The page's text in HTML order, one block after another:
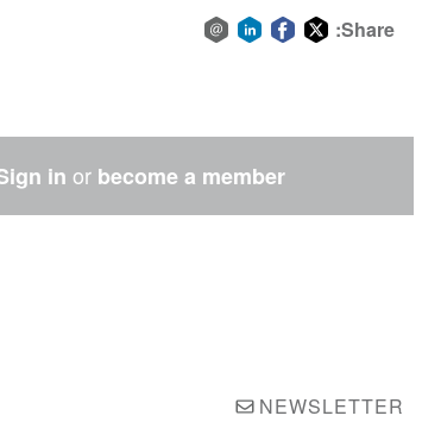
Share:
in or become a member
NEWSLETTER